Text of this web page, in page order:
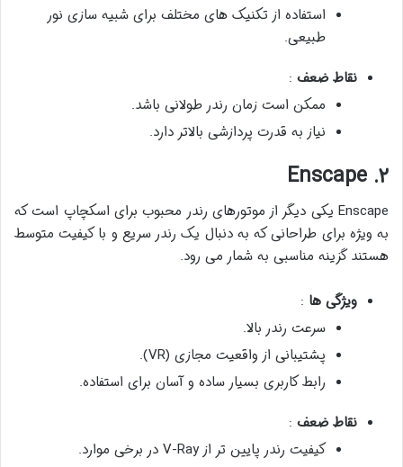
استفاده از تکنیک های مختلف برای شبیه سازی نور
طبیعی.
نقاط ضعف :
ممکن است زمان رندر طولانی باشد.
نیاز به قدرت پردازشی بالاتر دارد.
۲. Enscape
Enscape یکی دیگر از موتورهای رندر محبوب برای اسکچاپ است که
به ویژه برای طراحانی که به دنبال یک رندر سریع و با کیفیت متوسط
هستند گزینه مناسبی به شمار می رود.
ویژگی ها :
سرعت رندر بالا.
پشتیبانی از واقعیت مجازی (VR).
رابط کاربری بسیار ساده و آسان برای استفاده.
نقاط ضعف :
کیفیت رندر پایین تر از V-Ray در برخی موارد.